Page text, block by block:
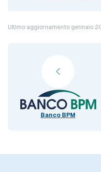
Ultimo aggiornamento gennaio
Banco BPM